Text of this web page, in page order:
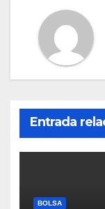
Entrada
BOLSA